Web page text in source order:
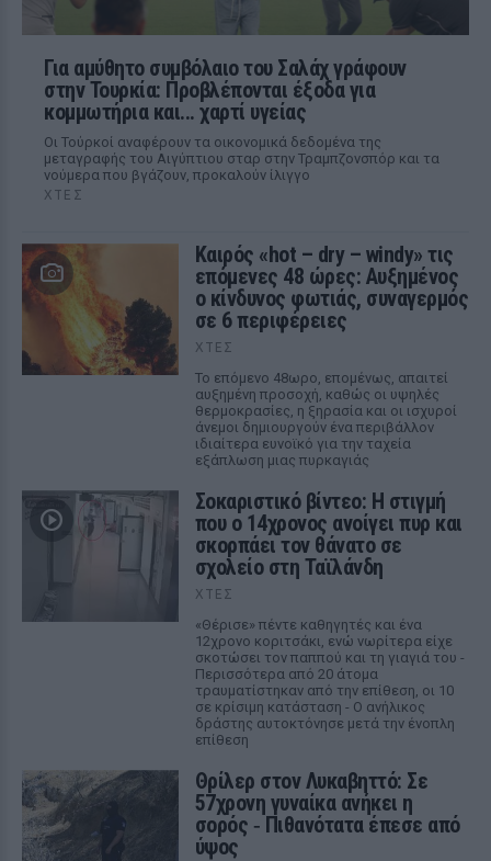
Για αμύθητο συμβόλαιο του Σαλάχ γράφουν
στην Τουρκία: Προβλέπονται έξοδα για
κομμωτήρια και... χαρτί υγείας
Οι Τούρκοί αναφέρουν τα οικονομικά δεδομένα της
μεταγραφής του Αιγύπτιου σταρ στην Τραμπζονσπόρ και τα
νούμερα που βγάζουν, προκαλούν ίλιγγο
ΧΤΕΣ
Καιρός «hot – dry – windy» τις
επόμενες 48 ώρες: Αυξημένος
ο κίνδυνος φωτιάς, συναγερμός
σε 6 περιφέρειες
ΧΤΕΣ
Το επόμενο 48ωρο, επομένως, απαιτεί
αυξημένη προσοχή, καθώς οι υψηλές
θερμοκρασίες, η ξηρασία και οι ισχυροί
άνεμοι δημιουργούν ένα περιβάλλον
ιδιαίτερα ευνοϊκό για την ταχεία
εξάπλωση μιας πυρκαγιάς
Σοκαριστικό βίντεο: Η στιγμή
που ο 14χρονος ανοίγει πυρ και
σκορπάει τον θάνατο σε
σχολείο στη Ταϊλάνδη
ΧΤΕΣ
«Θέρισε» πέντε καθηγητές και ένα
12χρονο κοριτσάκι, ενώ νωρίτερα είχε
σκοτώσει τον παππού και τη γιαγιά του -
Περισσότερα από 20 άτομα
τραυματίστηκαν από την επίθεση, οι 10
σε κρίσιμη κατάσταση - Ο ανήλικος
δράστης αυτοκτόνησε μετά την ένοπλη
επίθεση
Θρίλερ στον Λυκαβηττό: Σε
57χρονη γυναίκα ανήκει η
σορός ‑ Πιθανότατα έπεσε από
ύψος